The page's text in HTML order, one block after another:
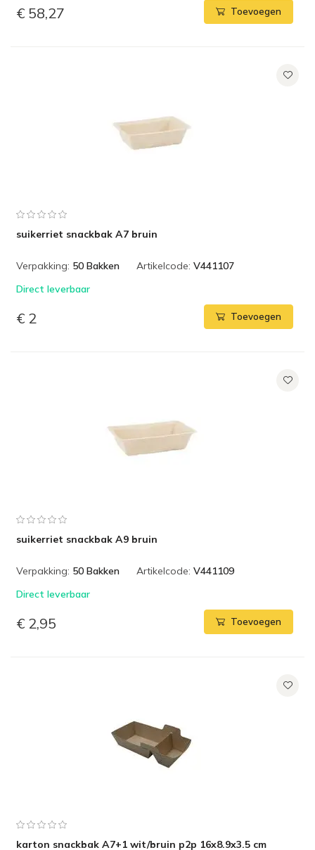
€ 58,27 Toevoegen
suikerriet snackbak A7 bruin
Verpakking: 50 Bakken Artikelcode: V441107
Direct leverbaar
€ 2 Toevoegen
suikerriet snackbak A9 bruin
Verpakking: 50 Bakken Artikelcode: V441109
Direct leverbaar
€ 2,95 Toevoegen
karton snackbak A7+1 wit/bruin p2p 16x8.9x3.5 cm